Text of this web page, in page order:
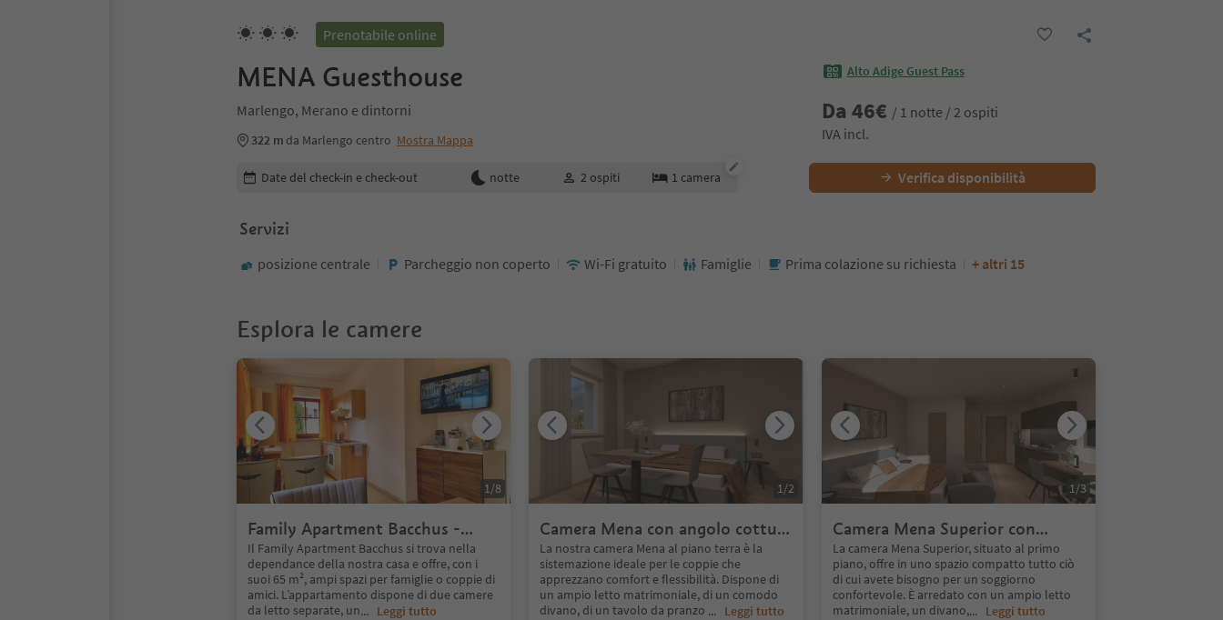
Prenotabile online
MENA Guesthouse
Marlengo, Merano e dintorni
322 m da Marlengo centro Mostra Mappa
Alto Adige Guest Pass
Da 46€ / 1 notte / 2 ospiti
IVA incl.
Modifica i dettagli della prenotazione
Date del check-in e check-out notte 2 ospiti 1 camera Verifica disponibilità
Servizi
posizione centrale Parcheggio non coperto Wi-Fi gratuito Famiglie Prima colazione su richiesta + altri 15
Esplora le camere
Family Apartment Bacchus -
spazioso e accogliente
Il Family Apartment Bacchus si trova nella
dependance della nostra casa e offre, con i
suoi 65 m², ampi spazi per famiglie o coppie di
amici. L’appartamento dispone di due camere
da letto separate, un... Leggi tutto
1/8
Camera Mena con angolo cottura
- confortevole e funzionale
La nostra camera Mena al piano terra è la
sistemazione ideale per le coppie che
apprezzano comfort e flessibilità. Dispone di
un ampio letto matrimoniale, di un comodo
divano, di un tavolo da pranzo ... Leggi tutto
1/2
Camera Mena Superior con
angolo cottura - confortevole e
luminoso
La camera Mena Superior, situato al primo
piano, offre in uno spazio compatto tutto ciò
di cui avete bisogno per un soggiorno
confortevole. È arredato con un ampio letto
matrimoniale, un divano,... Leggi tutto
1/3